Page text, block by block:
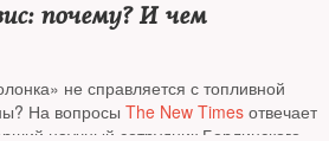
почему? И чем
не справляется с топливной
На вопросы The New Times отвечает
научный сотрудник Берлинского